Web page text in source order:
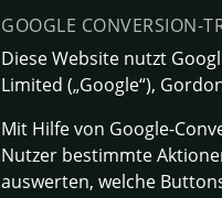
GOOGLE CONVERSION-
Diese Website nutzt
Limited („Google“),
Mit Hilfe von Google-
Nutzer bestimmte
auswerten, welche